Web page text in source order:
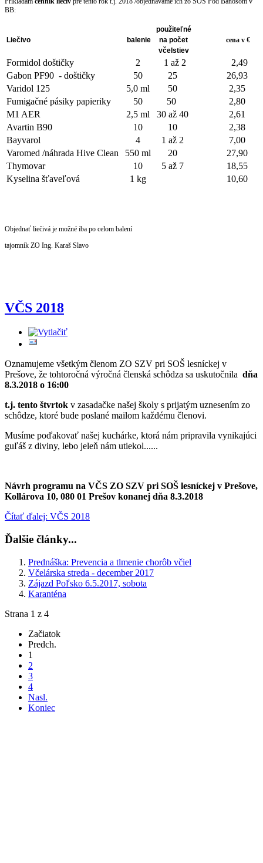
BB:
Liečivo balenie
použiteľné
na počet
včelstiev
cena v €
Formidol doštičky 2 1 až 2
2,49
Gabon PF90 - doštičky
50 25
26,93
Varidol 125
5,0 ml 50
2,35
Fumigačné pásiky papieriky
50 50
2,80
M1 AER
2,5 ml 30 až 40
2,61
Avartin B90
10 10
2,38
Bayvarol
4 1 až 2
7,00
Varomed /náhrada Hive Clean
550 ml 20
27,90
Thymovar
10 5 až 7
18,55
Kyselina šťaveľová
1 kg 10,60
Objednať liečivá je možné iba po celom balení
tajomník ZO Ing. Karaš Slavo
VČS 2018
Oznamujeme všetkým členom ZO SZV pri SOŠ lesníckej v
Prešove, že tohtoročná výročná členská schôdza sa uskutočnila dňa
8.3.2018 o 16:00
t.j. tento štvrtok v zasadačke našej školy s prijatým uznesením zo
schôdze, ktoré bude poslané mailom každému členovi.
Musíme poďakovať našej kuchárke, ktorá nám pripravila vynikajúci
guľáš z diviny, lebo jeleň nám utiekol......
Návrh programu na VČS ZO SZV pri SOŠ lesníckej v Prešove,
Kollárova 10, 080 01 Prešov konanej dňa 8.3.2018
Čítať ďalej: VČS 2018
Ďalšie články...
Prednáška: Prevencia a tlmenie chorôb včiel
Včelárska streda - december 2017
Zájazd Poľsko 6.5.2017, sobota
Karanténa
Strana 1 z 4
Začiatok
Predch.
1
2
3
4
Nasl.
Koniec